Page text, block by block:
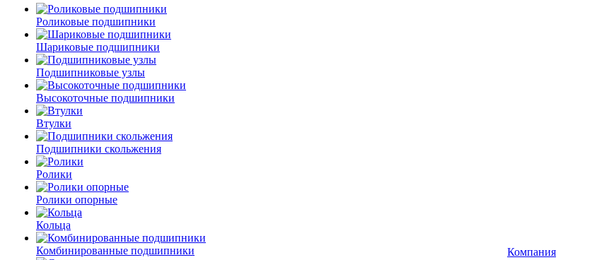
Роликовые подшипники
Шариковые подшипники
Подшипниковые узлы
Высокоточные подшипники
Втулки
Подшипники скольжения
Ролики
Ролики опорные
Кольца
Комбинированные подшипники
Компания